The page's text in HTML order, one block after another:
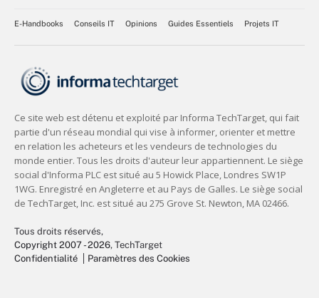
E-Handbooks Conseils IT Opinions Guides Essentiels Projets IT
Tous droits réservés,
Copyright 2007 - 2026, TechTarget
Confidentialité
Paramètres des Cookies